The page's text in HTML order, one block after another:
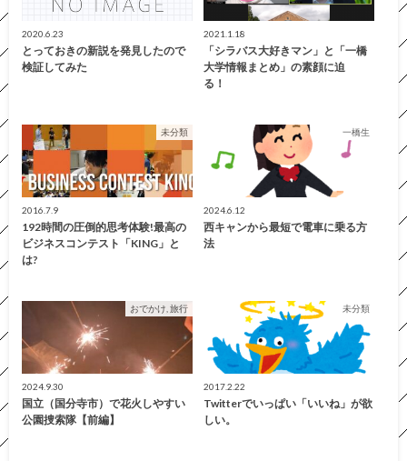
2020.6.23
とっておきの新説を発見したので
検証してみた
2021.1.18
「シラバス大好きマン」と「一橋
大学情報まとめ」の素顔に迫
る！
未分類
2016.7.9
192時間の圧倒的思考体験!最高の
ビジネスコンテスト「KING」と
は?
一橋生
2024.6.12
西キャンから最短で電車に乗る方
法
おでかけ, 旅行
2024.9.30
国立（国分寺市）で花火しやすい
公園捜索隊【前編】
未分類
2017.2.22
Twitterでいっぱい「いいね」が欲
しい。